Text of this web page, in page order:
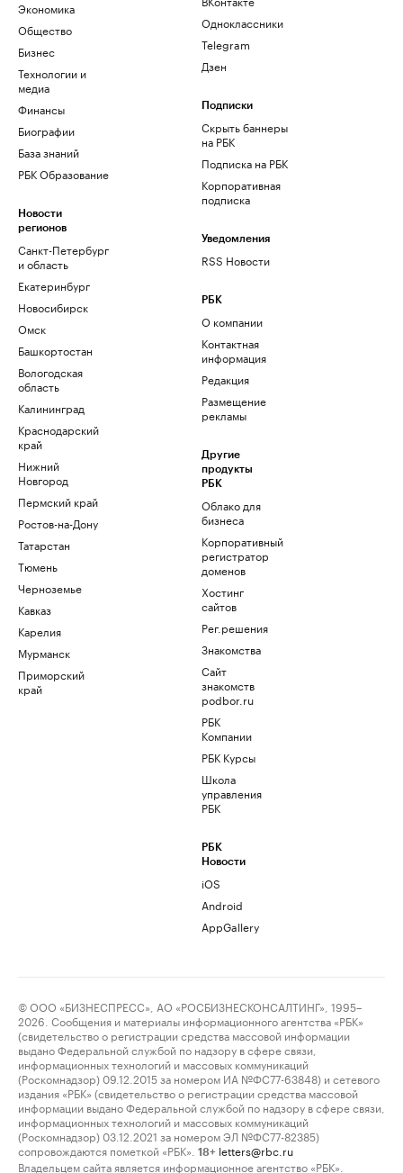
Экономика
Общество
Бизнес
Технологии и
медиа
Финансы
Биографии
База знаний
РБК Образование
Новости
регионов
Санкт-Петербург
и область
Екатеринбург
Новосибирск
Омск
Башкортостан
Вологодская
область
Калининград
Краснодарский
край
Нижний
Новгород
Пермский край
Ростов-на-Дону
Татарстан
Тюмень
Черноземье
Кавказ
Карелия
Мурманск
Приморский
край
Одноклассники
Telegram
Дзен
Подписки
Скрыть баннеры
на РБК
Подписка на РБК
Корпоративная
подписка
Уведомления
RSS Новости
РБК
О компании
Контактная
информация
Редакция
Размещение
рекламы
Другие
продукты
РБК
Облако для
бизнеса
Корпоративный
регистратор
доменов
Хостинг
сайтов
Рег.решения
Знакомства
Сайт
знакомств
podbor.ru
РБК
Компании
РБК Курсы
Школа
управления
РБК
РБК
Новости
iOS
Android
AppGallery
© ООО «БИЗНЕСПРЕСС», АО «РОСБИЗНЕСКОНСАЛТИНГ», 1995–
2026. Сообщения и материалы информационного агентства «РБК»
(свидетельство о регистрации средства массовой информации
выдано Федеральной службой по надзору в сфере связи,
информационных технологий и массовых коммуникаций
(Роскомнадзор) 09.12.2015 за номером ИА №ФС77-63848) и сетевого
издания «РБК» (свидетельство о регистрации средства массовой
информации выдано Федеральной службой по надзору в сфере связи,
информационных технологий и массовых коммуникаций
(Роскомнадзор) 03.12.2021 за номером ЭЛ №ФС77-82385)
сопровождаются пометкой «РБК».
18+ letters@rbc.ru
Владельцем сайта является информационное агентство «РБК».